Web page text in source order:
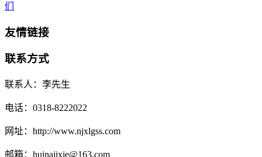
们
友情链接
联系方式
联系人：李先生
电话：0318-8222022
网址：http://www.njxlgss.com
邮箱：huinajixie@163.com